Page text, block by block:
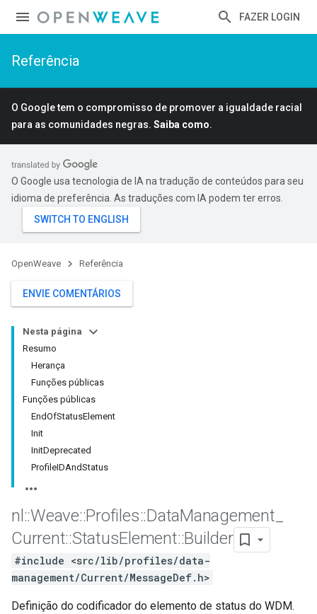
FAZER LOGIN
Referência
O Google tem o compromisso de promover a igualdade racial
para as comunidades negras. Saiba como.
O Google usa tecnologia de IA na tradução de conteúdos para seu
idioma de preferência. As traduções com IA podem ter erros.
OpenWeave Referência
ENVIE COMENTÁRIOS
Nesta página
Resumo
Herança
Funções públicas
Funções públicas
EndOfStatusElement
Init
InitDeprecated
ProfileIDAndStatus
nl ::Weave::Profiles::DataManagement
Current::StatusElement::Builder
#include <src/lib/profiles/data-
management/Current/MessageDef.h>
Definição do codificador do elemento de status do WDM.